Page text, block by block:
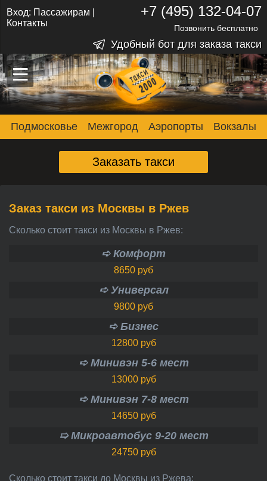
–
–
–
Вход: Пассажирам
Контакты
+7 (495) 132-04-07
Позвонить бесплатно
Удобный бот для заказа такси
Подмосковье Межгород Аэропорты Вокзалы
Заказать такси
Заказ такси из Москвы в Ржев
Сколько стоит такси из Москвы в Ржев:
➪ Комфорт
8650 руб
➪ Универсал
9800 руб
➪ Бизнес
12800 руб
➪ Минивэн 5-6 мест
13000 руб
➪ Минивэн 7-8 мест
14650 руб
➯ Микроавтобус 9-20 мест
24750 руб
Сколько стоит такси до Москвы из Ржева: